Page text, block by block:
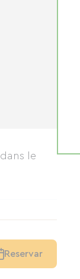
dans le
Reservar